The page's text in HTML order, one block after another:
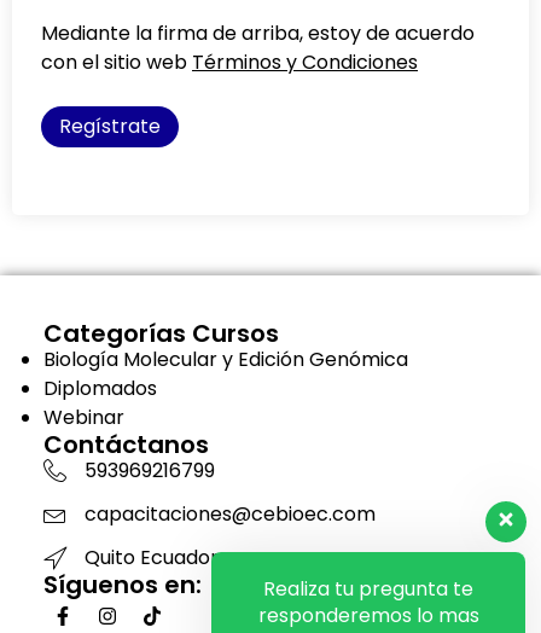
Mediante la firma de arriba, estoy de acuerdo
con el sitio web Términos y Condiciones
Regístrate
Categorías Cursos
Biología Molecular y Edición Genómica
Diplomados
Webinar
Contáctanos
593969216799
capacitaciones@cebioec.com
Quito Ecuador
Síguenos en:
Realiza tu pregunta te
responderemos lo mas